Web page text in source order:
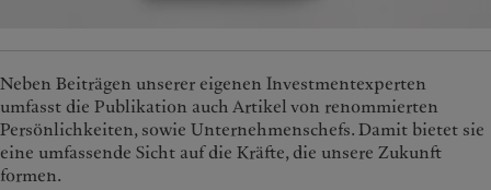
Neben Beiträgen unserer eigenen Investmentexperten
umfasst die Publikation auch Artikel von renommierten
Persönlichkeiten, sowie Unternehmenschefs. Damit bietet sie
eine umfassende Sicht auf die Kräfte, die unsere Zukunft
formen.